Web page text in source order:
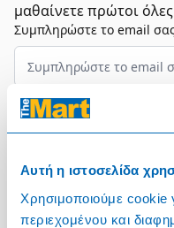
Αυτή η ιστοσελίδα
Χρησιμοποιούμε cookie
περιεχομένου και
μαθαίνετε πρώτοι
Συμπληρώστε το email
Επιλέξτε τον τομέα σας